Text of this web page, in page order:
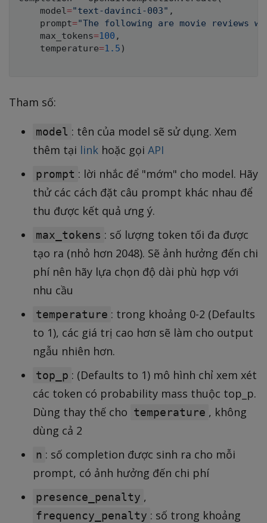
    model
="text-davinci-003" ,
    prompt
="The following are movie reviews
    max_tokens
=100 ,
    temperature
=1.5 )
Tham số:
model : tên của model sẽ sử dụng. Xem
thêm tại link hoặc gọi API
prompt : lời nhắc để "mớm" cho model. Hãy
thử các cách đặt câu prompt khác nhau để
thu được kết quả ưng ý.
max_tokens : số lượng token tối đa được
tạo ra (nhỏ hơn 2048). Sẽ ảnh hưởng đến chi
phí nên hãy lựa chọn độ dài phù hợp với
nhu cầu
temperature : trong khoảng 0-2 (Defaults
to 1), các giá trị cao hơn sẽ làm cho output
ngẫu nhiên hơn.
top_p : (Defaults to 1) mô hình chỉ xem xét
các token có probability mass thuộc top_p.
Dùng thay thế cho temperature , không
dùng cả 2
n : số completion được sinh ra cho mỗi
prompt, có ảnh hưởng đến chi phí
presence_penalty ,
frequency_penalty : số trong khoảng